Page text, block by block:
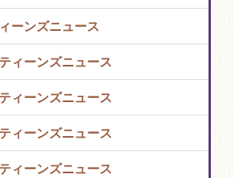
ーンズニュース
ィーンズニュース
ィーンズニュース
ィーンズニュース
ィーンズニュース